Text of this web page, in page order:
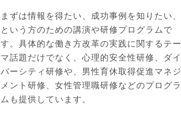
まずは情報を得たい、成功事例を知りたい、
という方のための講演や研修プログラムで
す。具体的な働き方改革の実践に関するテー
マ話題だけでなく、心理的安全性研修、ダイ
バーシティ研修や、男性育休取得促進マネジ
メント研修、女性管理職研修などのプログラ
ムも提供しています。